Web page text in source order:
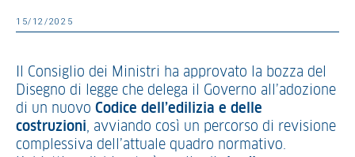
15/12/2025
Il Consiglio dei Ministri ha approvato la bozza del
Disegno di legge che delega il Governo all’adozione
di un nuovo Codice dell’edilizia e delle
costruzioni, avviando così un percorso di revisione
complessiva dell’attuale quadro normativo.